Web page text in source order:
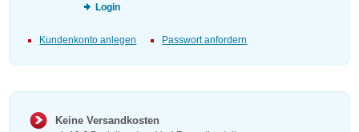
Login
Kundenkonto anlegen Passwort anfordern
Keine Versandkosten